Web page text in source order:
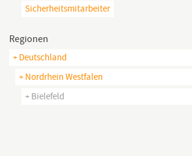
Sicherheitsmitarbeiter
Regionen
+ Deutschland
+ Nordrhein Westfalen
+ Bielefeld